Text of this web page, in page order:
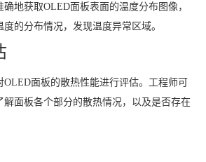
地获取OLED面板表面的温度分布图像，
的分布情况，发现温度异常区域。
OLED面板的散热性能进行评估。工程师可
解面板各个部分的散热情况，以及是否存在